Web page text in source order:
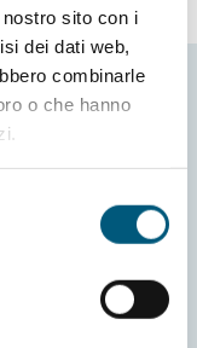
sito con i
dei dati web,
combinarle
o che hanno
informazioni